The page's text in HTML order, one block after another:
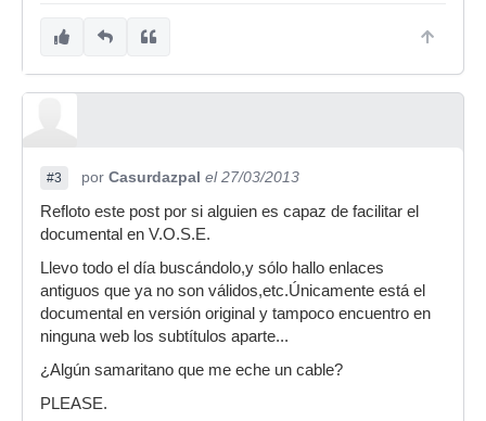
#3 por Casurdazpal el 27/03/2013
Refloto este post por si alguien es capaz de facilitar el
documental en V.O.S.E.
Llevo todo el día buscándolo,y sólo hallo enlaces
antiguos que ya no son válidos,etc.Únicamente está el
documental en versión original y tampoco encuentro en
ninguna web los subtítulos aparte...
¿Algún samaritano que me eche un cable?
PLEASE.